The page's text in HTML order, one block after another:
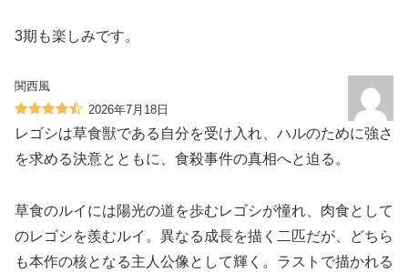
3期も楽しみです。
関西風
2026年7月18日
レゴシは草食獣である自分を受け入れ、ハルのために強さ
を求める決意とともに、食殺事件の真相へと迫る。
草食のルイには陽光の道を歩むレゴシが憧れ、肉食として
のレゴシを羨むルイ。異なる成長を描く二匹だが、どちら
も本作の核となる主人公像として輝く。ラストで描かれる